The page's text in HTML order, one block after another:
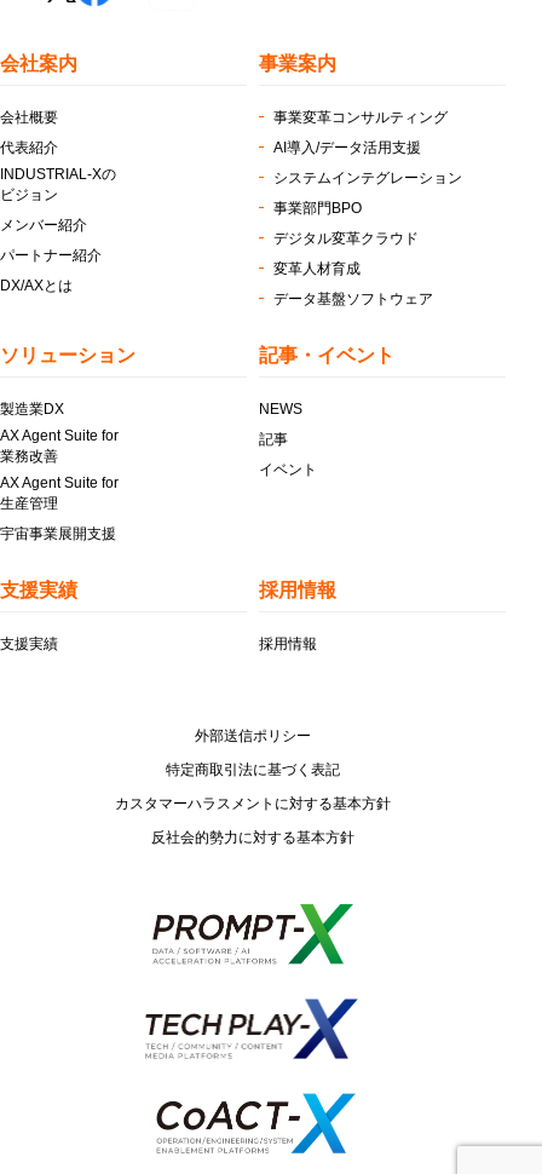
会社案内
会社概要
代表紹介
INDUSTRIAL-Xの
ビジョン
メンバー紹介
パートナー紹介
DX/AXとは
事業案内
事業変革コンサルティング
AI導入/データ活用支援
システムインテグレーション
事業部門BPO
デジタル変革クラウド
変革人材育成
データ基盤ソフトウェア
ソリューション
製造業DX
AX Agent Suite for
業務改善
AX Agent Suite for
生産管理
宇宙事業展開支援
記事・イベント
NEWS
記事
イベント
支援実績
支援実績
採用情報
採用情報
外部送信ポリシー
特定商取引法に基づく表記
カスタマーハラスメントに対する基本方針
反社会的勢力に対する基本方針